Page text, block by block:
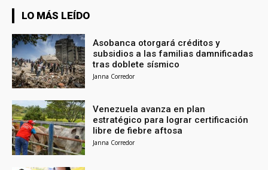
LO MÁS LEÍDO
Asobanca otorgará créditos y
subsidios a las familias damnificadas
tras doblete sísmico
Janna Corredor
Venezuela avanza en plan
estratégico para lograr certificación
libre de fiebre aftosa
Janna Corredor